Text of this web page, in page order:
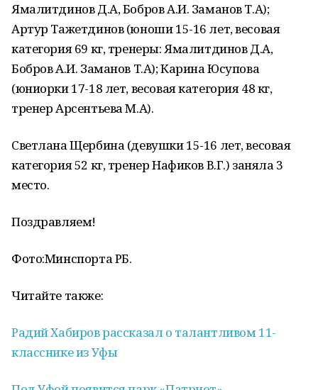
Ямалитдинов Д.А, Бобров А.И. Заманов Т.А);
Артур Тажетдинов (юноши 15-16 лет, весовая
категория 69 кг, тренеры: Ямалитдинов Д.А,
Бобров А.И. Заманов Т.А); Карина Юсупова
(юниорки 17-18 лет, весовая категория 48 кг,
тренер Арсентьева М.А).
Светлана Щербина (девушки 15-16 лет, весовая
категория 52 кг, тренер Нафиков В.Г.) заняла 3
место.
Поздравляем!
Фото:Минспорта РБ.
Читайте также:
Радий Хабиров рассказал о талантливом 11-
класснике из Уфы